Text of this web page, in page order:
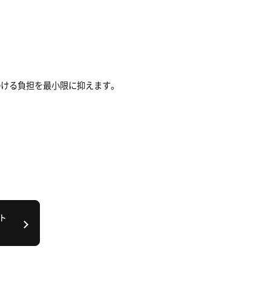
る負担を最小限に抑えます。